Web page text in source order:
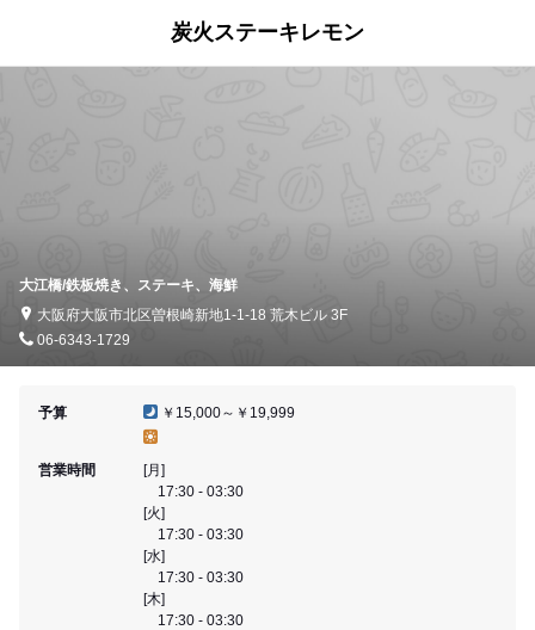
炭火ステーキレモン
大江橋/鉄板焼き、ステーキ、海鮮
大阪府大阪市北区曽根崎新地1-1-18 荒木ビル 3F
06-6343-1729
予算 ￥15,000～￥19,999
営業時間
[月]
17:30 - 03:30
[火]
17:30 - 03:30
[水]
17:30 - 03:30
[木]
17:30 - 03:30